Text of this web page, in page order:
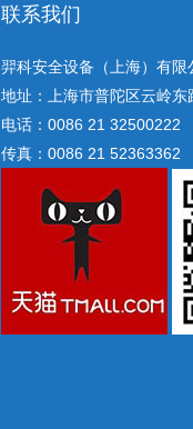
联系我们
羿科安全设备（上海）有限
地址：上海市普陀区云岭
电话：0086 21 32500222
传真：0086 21 52363362